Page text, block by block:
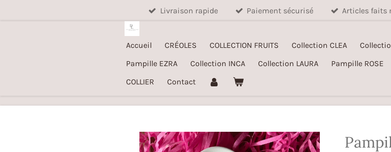
Livraison rapide Paiement sécurisé Articles faits
Accueil CRÉOLES COLLECTION FRUITS Collection CLEA
Pampille EZRA
Collection INCA Collection LAURA Pampille ROSE
COLLIER
Contact